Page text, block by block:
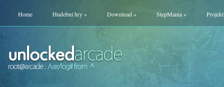
Home Hudební hry» Download» StepMania»